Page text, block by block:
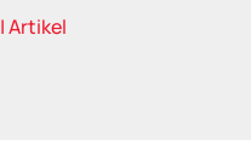
|Artikel